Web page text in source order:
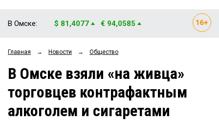
ОБЩЕСТВО
ЗАКОН
НОВОСТИ КОМПАНИЙ
Рейтинги
Блоги
Архив
В Омске: $ 81,4077 € 94,0585
Главная → Новости → Общество
В Омске взяли «на живца»
торговцев контрафактным
алкоголем и сигаретами